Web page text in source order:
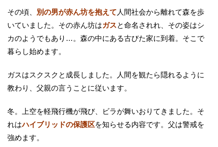
その頃、 別の男が赤ん坊を抱えて 人間社会から離れて森を歩
いていました。その赤ん坊はガスと命名されれ、その姿はシ
カのようでもあり…。森の中にある古びた家に到着。そこで
暮らし始めます。
ガスはスクスクと成長しました。人間を観たら隠れるように
教わり、父親の言うことに従います。
冬。上空を軽飛行機が飛び、ビラが舞いおりてきました。そ
れはハイブリッドの保護区を知らせる内容です。父は警戒を
強めます。